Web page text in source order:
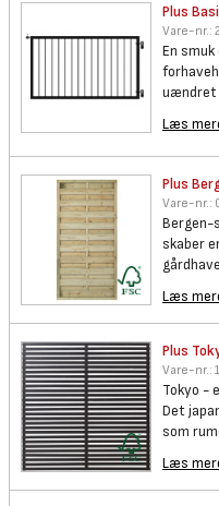
Plus
Vare-nr.:
En
uændret
Læs
Plus
Vare-nr.:
Bergen-
skaber
Læs
Plus
Vare-nr.:
Tokyo -
Det
som
Læs